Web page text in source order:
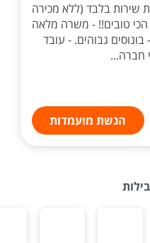
שירות בלבד (ללא מכירה
טובים!! - משרה מלאה
גבוהים. - עובד
חברה...
הגשת מועמדות